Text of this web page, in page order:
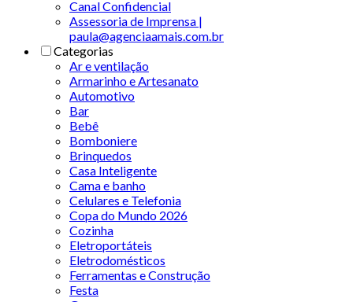
Canal Confidencial
Assessoria de Imprensa |
paula@agenciaamais.com.br
Categorias
Ar e ventilação
Armarinho e Artesanato
Automotivo
Bar
Bebê
Bomboniere
Brinquedos
Casa Inteligente
Cama e banho
Celulares e Telefonia
Copa do Mundo 2026
Cozinha
Eletroportáteis
Eletrodomésticos
Ferramentas e Construção
Festa